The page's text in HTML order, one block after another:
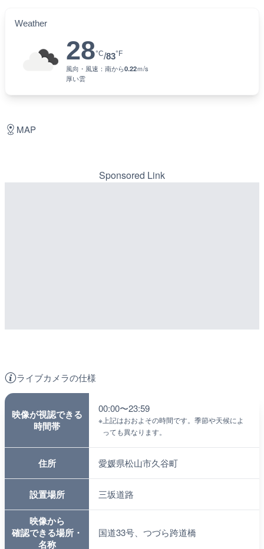
Weather
28°C/83°F
風向・風速： 南から0.22ｍ/s
厚い雲
ライブカメラの仕様
映像が視認できる
時間帯
00:00〜23:59
※ 上記はおおよその時間です。季節や天候によ
っても異なります。
住所 愛媛県松山市久谷町
設置場所 三坂道路
映像から
確認できる場所・
名称
国道33号、つづら跨道橋
MAP
Sponsored Link